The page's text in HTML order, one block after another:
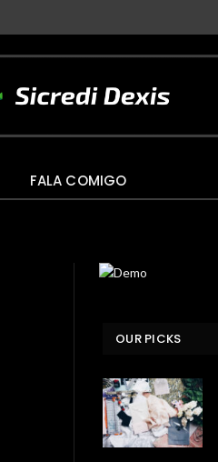
FALA COMIGO
OUR PICKS